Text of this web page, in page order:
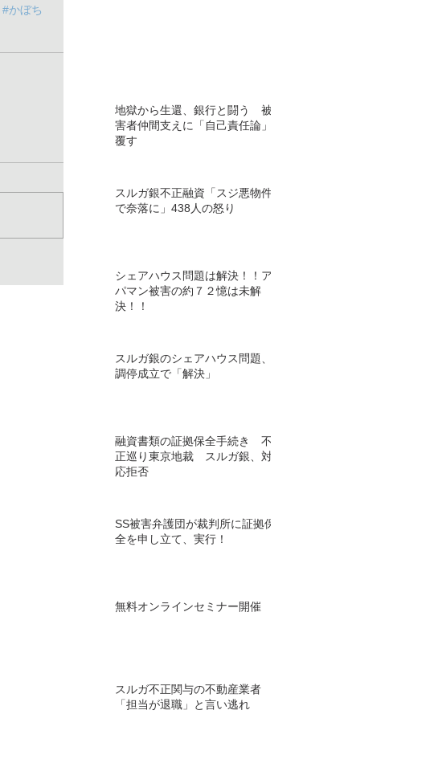
#かぼち
地獄から生還、銀行と闘う 被
害者仲間支えに「自己責任論」
覆す
スルガ銀不正融資「スジ悪物件
で奈落に」438人の怒り
シェアハウス問題は解決！！ア
パマン被害の約７２憶は未解
決！！
スルガ銀のシェアハウス問題、
調停成立で「解決」
融資書類の証拠保全手続き 不
正巡り東京地裁 スルガ銀、対
応拒否
SS被害弁護団が裁判所に証拠保
全を申し立て、実行！
無料オンラインセミナー開催
スルガ不正関与の不動産業者
「担当が退職」と言い逃れ